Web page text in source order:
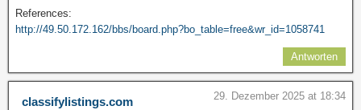
References:
http://49.50.172.162/bbs/board.php?bo_table=free&wr_id=1058741
Antworten
classifylistings.com 29. Dezember 2025 at 18:34